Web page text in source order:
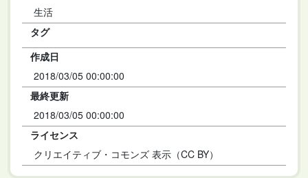
生活
タグ
作成日
2018/03/05 00:00:00
最終更新
2018/03/05 00:00:00
ライセンス
クリエイティブ・コモンズ 表示（CC BY）